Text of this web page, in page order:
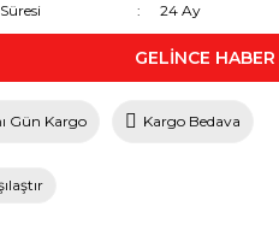
24 Ay
GELİNCE HABER
Gün Kargo Kargo Bedava